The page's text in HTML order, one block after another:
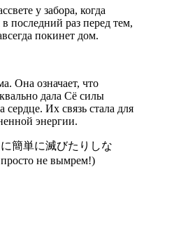
у забора, когда
последний раз перед тем,
покинет дом.
Она означает, что
дала Сё силы
Их связь стала для
энергии.
簡単に滅びたりしな
не вымрем!)